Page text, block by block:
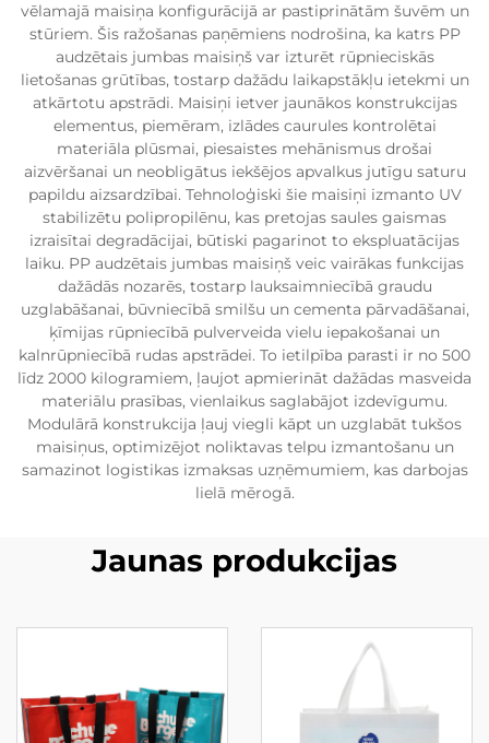
vēlamajā maisiņa konfigurācijā ar pastiprinātām šuvēm un
stūriem. Šis ražošanas paņēmiens nodrošina, ka katrs PP
audzētais jumbas maisiņš var izturēt rūpnieciskās
lietošanas grūtības, tostarp dažādu laikapstākļu ietekmi un
atkārtotu apstrādi. Maisiņi ietver jaunākos konstrukcijas
elementus, piemēram, izlādes caurules kontrolētai
materiāla plūsmai, piesaistes mehānismus drošai
aizvēršanai un neobligātus iekšējos apvalkus jutīgu saturu
papildu aizsardzībai. Tehnoloģiski šie maisiņi izmanto UV
stabilizētu polipropilēnu, kas pretojas saules gaismas
izraisītai degradācijai, būtiski pagarinot to ekspluatācijas
laiku. PP audzētais jumbas maisiņš veic vairākas funkcijas
dažādās nozarēs, tostarp lauksaimniecībā graudu
uzglabāšanai, būvniecībā smilšu un cementa pārvadāšanai,
ķīmijas rūpniecībā pulverveida vielu iepakošanai un
kalnrūpniecībā rudas apstrādei. To ietilpība parasti ir no 500
līdz 2000 kilogramiem, ļaujot apmierināt dažādas masveida
materiālu prasības, vienlaikus saglabājot izdevīgumu.
Modulārā konstrukcija ļauj viegli kāpt un uzglabāt tukšos
maisiņus, optimizējot noliktavas telpu izmantošanu un
samazinot logistikas izmaksas uzņēmumiem, kas darbojas
lielā mērogā.
Jaunas produkcijas